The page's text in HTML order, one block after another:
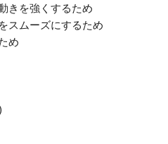
きを強くするため
スムーズにするため
め